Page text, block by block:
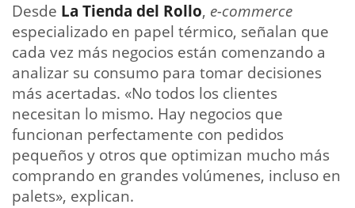
Desde La Tienda del Rollo, e-commerce
especializado en papel térmico, señalan que
cada vez más negocios están comenzando a
analizar su consumo para tomar decisiones
más acertadas. «No todos los clientes
necesitan lo mismo. Hay negocios que
funcionan perfectamente con pedidos
pequeños y otros que optimizan mucho más
comprando en grandes volúmenes, incluso en
palets», explican.